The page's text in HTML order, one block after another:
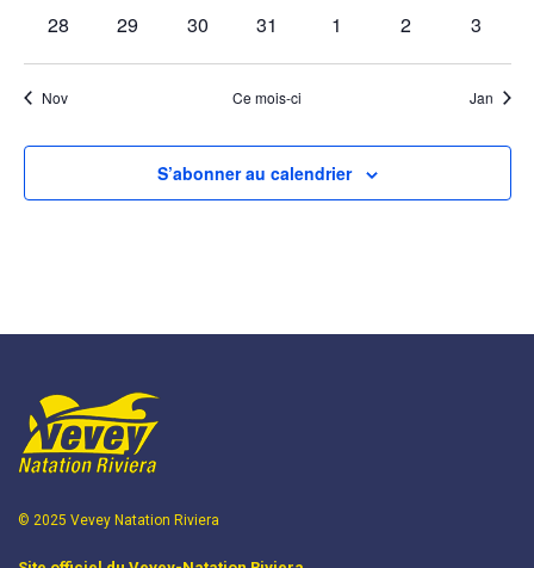
0
28
0
29
0
30
0
31
0
1
0
2
0
3
Nov Ce mois-ci Jan
S’abonner au calendrier
© 2025 Vevey Natation Riviera